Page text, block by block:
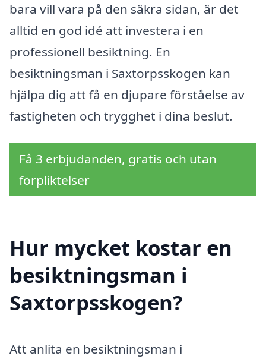
bara vill vara på den säkra sidan, är det
alltid en god idé att investera i en
professionell besiktning. En
besiktningsman i Saxtorpsskogen kan
hjälpa dig att få en djupare förståelse av
fastigheten och trygghet i dina beslut.
Få 3 erbjudanden, gratis och utan
förpliktelser
Hur mycket kostar en
besiktningsman i
Saxtorpsskogen?
Att anlita en besiktningsman i